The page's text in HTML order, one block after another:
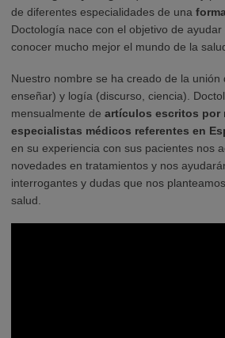
de diferentes especialidades de una
Doctología nace con el objetivo de
conocer mucho mejor el mundo de la
Nuestro nombre se ha creado de la unión
enseñar) y logía (discurso, ciencia).
mensualmente de artículos escritos por
especialistas médicos referentes en
en su experiencia con sus pacientes nos
novedades en tratamientos y nos
interrogantes y dudas que nos
salud.